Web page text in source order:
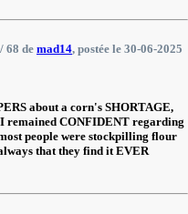
68 de mad14, postée le 30-06-2025
about a corn's SHORTAGE,
remained CONFIDENT regarding
people were stockpilling flour
that they find it EVER